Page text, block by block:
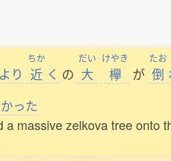
り
ちか
近 く の
だい
大
けやき
欅 が
たお
倒
った
massive zelkova tree